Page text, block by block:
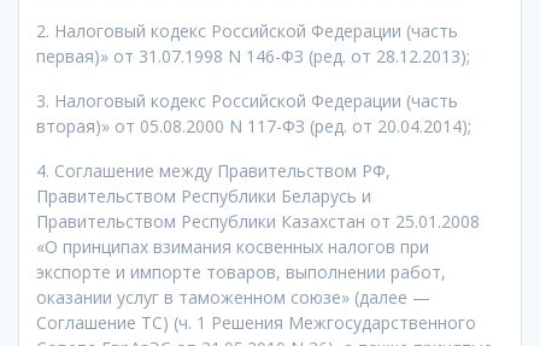
2. Налоговый кодекс Российской Федерации (часть
первая)» от 31.07.1998 N 146-ФЗ (ред. от 28.12.2013);
3. Налоговый кодекс Российской Федерации (часть
вторая)» от 05.08.2000 N 117-ФЗ (ред. от 20.04.2014);
4. Соглашение между Правительством РФ,
Правительством Республики Беларусь и
Правительством Республики Казахстан от 25.01.2008
«О принципах взимания косвенных налогов при
экспорте и импорте товаров, выполнении работ,
оказании услуг в таможенном союзе» (далее —
Соглашение ТС) (ч. 1 Решения Межгосударственного